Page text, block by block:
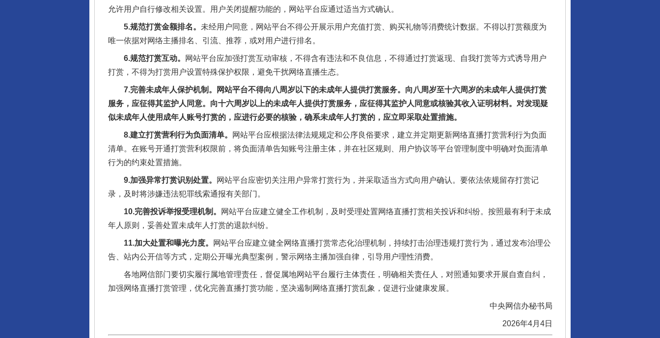
允许用户自行修改相关设置。用户关闭提醒功能的，网站平台应通过适当方式确认。
5.规范打赏金额排名。 未经用户同意，网站平台不得公开展示用户充值打赏、购买礼物等消费统计数据。不得以打赏额度为
唯一依据对网络主播排名、引流、推荐，或对用户进行排名。
6.规范打赏互动。
网站平台应加强打赏互动审核，不得含有违法和不良信息，不得通过打赏返现、自我打赏等方式诱导用户
打赏，不得为打赏用户设置特殊保护权限，避免干扰网络直播生态。
7.完善未成年人保护机制。网站平台不得向八周岁以下的未成年人提供打赏服务。向八周岁至十六周岁的未成年人提供打赏
服务，应征得其监护人同意。向十六周岁以上的未成年人提供打赏服务，应征得其监护人同意或核验其收入证明材料。对发现疑
似未成年人使用成年人账号打赏的，应进行必要的核验，确系未成年人打赏的，应立即采取处置措施。
8.建立打赏营利行为负面清单。
网站平台应根据法律法规规定和公序良俗要求，建立并定期更新网络直播打赏营利行为负面
清单。在账号开通打赏营利权限前，将负面清单告知账号注册主体，并在社区规则、用户协议等平台管理制度中明确对负面清单
行为的约束处置措施。
9.加强异常打赏识别处置。
网站平台应密切关注用户异常打赏行为，并采取适当方式向用户确认。要依法依规留存打赏记
录，及时将涉嫌违法犯罪线索通报有关部门。
10.完善投诉举报受理机制。
网站平台应建立健全工作机制，及时受理处置网络直播打赏相关投诉和纠纷。按照最有利于未成
年人原则，妥善处置未成年人打赏的退款纠纷。
11.加大处置和曝光力度。
网站平台应建立健全网络直播打赏常态化治理机制，持续打击治理违规打赏行为，通过发布治理公
告、站内公开信等方式，定期公开曝光典型案例，警示网络主播加强自律，引导用户理性消费。
各地网信部门要切实履行属地管理责任，督促属地网站平台履行主体责任，明确相关责任人，对照通知要求开展自查自纠，
加强网络直播打赏管理，优化完善直播打赏功能，坚决遏制网络直播打赏乱象，促进行业健康发展。
中央网信办秘书局
2026年4月4日